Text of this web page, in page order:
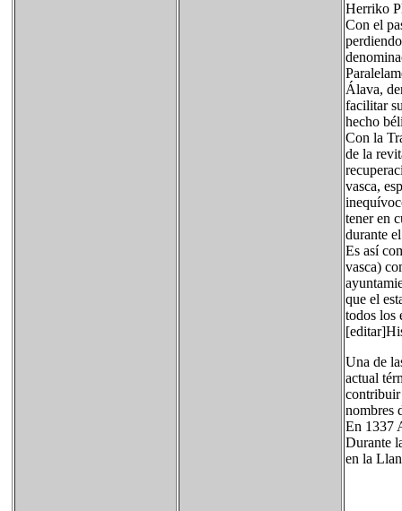
Herriko
Con el
Álava,
facilitar
hecho
Con la
de la
vasca,
tener en
durante
Es así
vasca)
que el
todos los
Una de
actual
contribuir
nombres
En 1337
Durante
en la